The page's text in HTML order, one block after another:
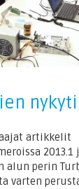
artikkelit
2013.1
alun perin
varten